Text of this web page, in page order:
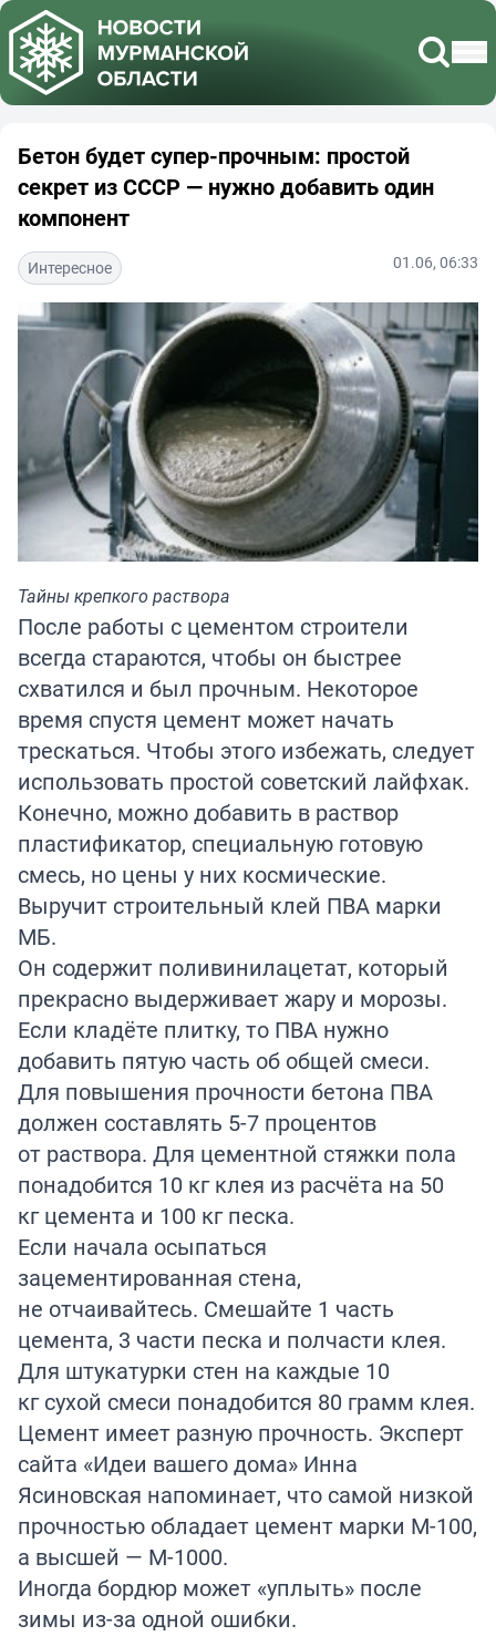
Бетон будет супер-прочным: простой
секрет из СССР — нужно добавить один
компонент
Интересное 01.06, 06:33
Тайны крепкого раствора
После работы с цементом строители
всегда стараются, чтобы он быстрее
схватился и был прочным. Некоторое
время спустя цемент может начать
трескаться. Чтобы этого избежать, следует
использовать простой советский лайфхак.
Конечно, можно добавить в раствор
пластификатор, специальную готовую
смесь, но цены у них космические.
Выручит строительный клей ПВА марки
МБ.
Он содержит поливинилацетат, который
прекрасно выдерживает жару и морозы.
Если кладёте плитку, то ПВА нужно
добавить пятую часть об общей смеси.
Для повышения прочности бетона ПВА
должен составлять 5-7 процентов
от раствора. Для цементной стяжки пола
понадобится 10 кг клея из расчёта на 50
кг цемента и 100 кг песка.
Если начала осыпаться
зацементированная стена,
не отчаивайтесь. Смешайте 1 часть
цемента, 3 части песка и полчасти клея.
Для штукатурки стен на каждые 10
кг сухой смеси понадобится 80 грамм клея.
Цемент имеет разную прочность. Эксперт
сайта «Идеи вашего дома» Инна
Ясиновская напоминает, что самой низкой
прочностью обладает цемент марки М-100,
а высшей — М-1000.
Иногда бордюр может «уплыть» после
зимы из-за одной ошибки.